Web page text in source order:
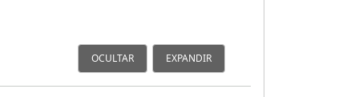
OCULTAR EXPANDIR